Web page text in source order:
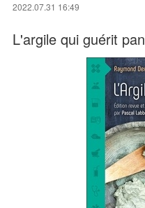
2022.07.31 16:49
L'argile qui guérit